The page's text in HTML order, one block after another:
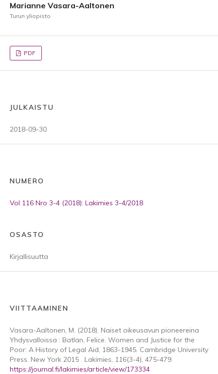
Marianne Vasara-Aaltonen
Turun yliopisto
PDF
JULKAISTU
2018-09-30
NUMERO
Vol 116 Nro 3-4 (2018): Lakimies 3-4/2018
OSASTO
Kirjallisuutta
VIITTAAMINEN
Vasara-Aaltonen, M. (2018). Naiset oikeusavun pioneereina
Yhdysvalloissa : Batlan, Felice. Women and Justice for the
Poor: A History of Legal Aid, 1863-1945. Cambridge University
Press. New York 2015 . Lakimies, 116(3-4), 475-479.
https://journal.fi/lakimies/article/view/173334